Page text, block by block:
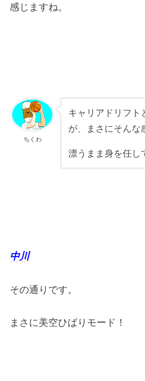
感じますね。
ちくわ
キャリアドリフト
が、まさにそんな
漂うまま身を任し
中川
その通りです。
まさに美空ひばりモード！